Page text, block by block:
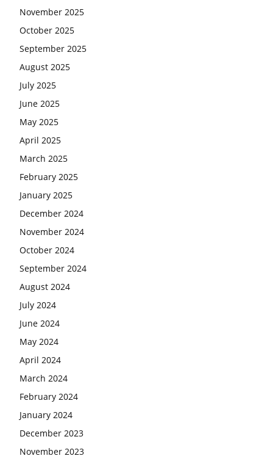
November 2025
October 2025
September 2025
August 2025
July 2025
June 2025
May 2025
April 2025
March 2025
February 2025
January 2025
December 2024
November 2024
October 2024
September 2024
August 2024
July 2024
June 2024
May 2024
April 2024
March 2024
February 2024
January 2024
December 2023
November 2023